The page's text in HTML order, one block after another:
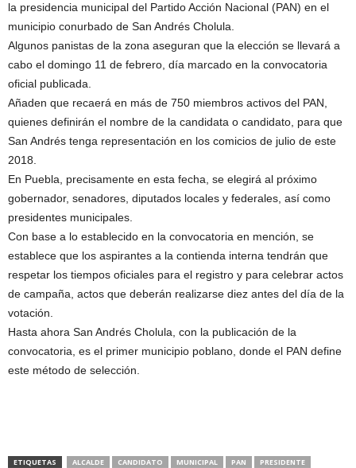
la presidencia municipal del Partido Acción Nacional (PAN) en el
municipio conurbado de San Andrés Cholula.
Algunos panistas de la zona aseguran que la elección se llevará a
cabo el domingo 11 de febrero, día marcado en la convocatoria
oficial publicada.
Añaden que recaerá en más de 750 miembros activos del PAN,
quienes definirán el nombre de la candidata o candidato, para que
San Andrés tenga representación en los comicios de julio de este
2018.
En Puebla, precisamente en esta fecha, se elegirá al próximo
gobernador, senadores, diputados locales y federales, así como
presidentes municipales.
Con base a lo establecido en la convocatoria en mención, se
establece que los aspirantes a la contienda interna tendrán que
respetar los tiempos oficiales para el registro y para celebrar actos
de campaña, actos que deberán realizarse diez antes del día de la
votación.
Hasta ahora San Andrés Cholula, con la publicación de la
convocatoria, es el primer municipio poblano, donde el PAN define
este método de selección.
ETIQUETAS ALCALDE CANDIDATO MUNICIPAL PAN
PRESIDENTE